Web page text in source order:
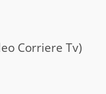
Corriere Tv)